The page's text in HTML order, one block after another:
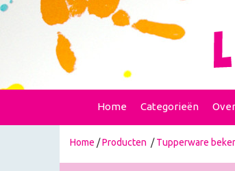
Home Categorieën
Home /Producten /Tupperware